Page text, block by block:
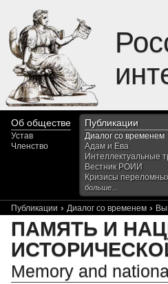
Об обществе
Устав
Членство
Публикации
Диалог со временем
Адам и Ева
Интеллектуальные
Вестник РОИИ
Кризисы
больше...
Публикации › Диалог со временем ›
ПАМЯТЬ И
Memory and